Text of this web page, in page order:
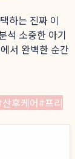
하는 진짜 이
석 소중한 아기
서 완벽한 순간
산후케어#프리